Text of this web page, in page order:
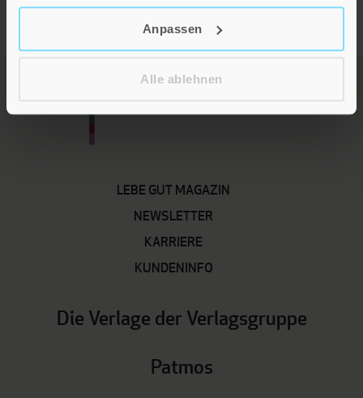
Anpassen
Alle ablehnen
LEBE GUT MAGAZIN
NEWSLETTER
KARRIERE
KUNDENINFO
Die Verlage der Verlagsgruppe
Patmos